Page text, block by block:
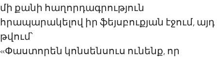
մի քանի հաղորդագրություն
հրապարակելով իր ֆեյսբուքյան էջում, այդ
թվում՝
«Փաստորեն կոնսենսուս ունենք, որ